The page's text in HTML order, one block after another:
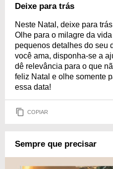
Deixe para trás
Neste Natal, deixe para
Olhe para o milagre da
pequenos detalhes do seu
você ama, disponha-se a
dê relevância para o que
feliz Natal e olhe somente
essa data!
COPIAR
Sempre que precisar